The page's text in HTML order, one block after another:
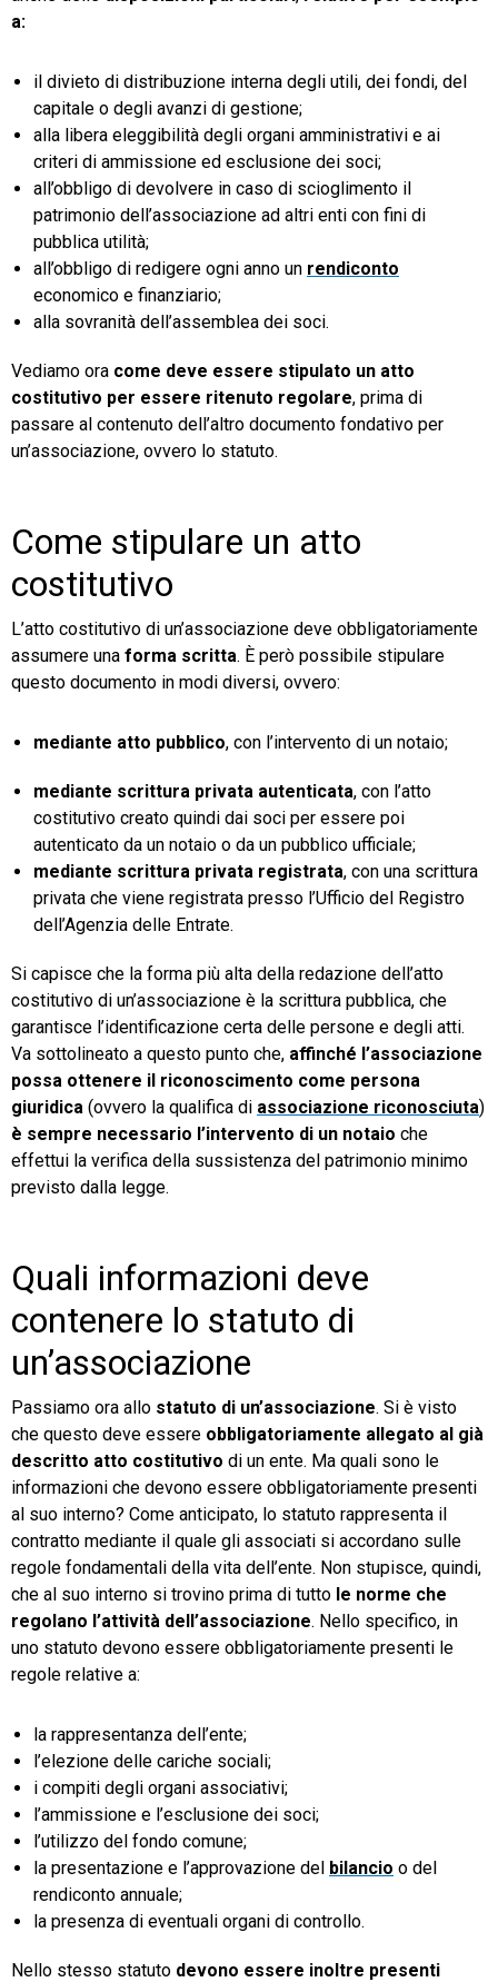
a:
il divieto di distribuzione interna degli utili, dei fondi, del
capitale o degli avanzi di gestione;
alla libera eleggibilità degli organi amministrativi e ai
criteri di ammissione ed esclusione dei soci;
all’obbligo di devolvere in caso di scioglimento il
patrimonio dell’associazione ad altri enti con fini di
pubblica utilità;
all’obbligo di redigere ogni anno un rendiconto
economico e finanziario;
alla sovranità dell’assemblea dei soci.
Vediamo ora come deve essere stipulato un atto
costitutivo per essere ritenuto regolare, prima di
passare al contenuto dell’altro documento fondativo per
un’associazione, ovvero lo statuto.
Come stipulare un atto
costitutivo
L’atto costitutivo di un’associazione deve obbligatoriamente
assumere una forma scritta. È però possibile stipulare
questo documento in modi diversi, ovvero:
mediante atto pubblico, con l’intervento di un notaio;
mediante scrittura privata autenticata, con l’atto
costitutivo creato quindi dai soci per essere poi
autenticato da un notaio o da un pubblico ufficiale;
mediante scrittura privata registrata, con una scrittura
privata che viene registrata presso l’Ufficio del Registro
dell’Agenzia delle Entrate.
Si capisce che la forma più alta della redazione dell’atto
costitutivo di un’associazione è la scrittura pubblica, che
garantisce l’identificazione certa delle persone e degli atti.
Va sottolineato a questo punto che, affinché l’associazione
possa ottenere il riconoscimento come persona
giuridica (ovvero la qualifica di associazione riconosciuta)
è sempre necessario l’intervento di un notaio che
effettui la verifica della sussistenza del patrimonio minimo
previsto dalla legge.
Quali informazioni deve
contenere lo statuto di
un’associazione
Passiamo ora allo statuto di un’associazione. Si è visto
che questo deve essere obbligatoriamente allegato al già
descritto atto costitutivo di un ente. Ma quali sono le
informazioni che devono essere obbligatoriamente presenti
al suo interno? Come anticipato, lo statuto rappresenta il
contratto mediante il quale gli associati si accordano sulle
regole fondamentali della vita dell’ente. Non stupisce, quindi,
che al suo interno si trovino prima di tutto le norme che
regolano l’attività dell’associazione. Nello specifico, in
uno statuto devono essere obbligatoriamente presenti le
regole relative a:
la rappresentanza dell’ente;
l’elezione delle cariche sociali;
i compiti degli organi associativi;
l’ammissione e l’esclusione dei soci;
l’utilizzo del fondo comune;
la presentazione e l’approvazione del bilancio o del
rendiconto annuale;
la presenza di eventuali organi di controllo.
Nello stesso statuto devono essere inoltre presenti